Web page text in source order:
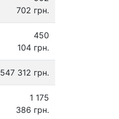
702 грн.
450
104 грн.
547 312 грн.
1 175
386 грн.